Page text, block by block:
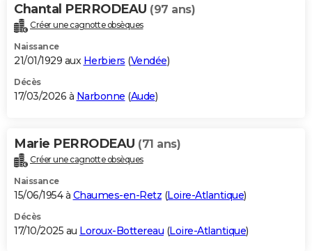
Carte de Noël
Carte Bonne année
Carte Saint-Valentin
Carte Pâques
Carte d'anniversaire
DICTIONNAIRE
Dictionnaire
Biographies
Citations
Expressions
Proverbes
PROGRAMME TV
S'inscrire
Se connecter
Lycées
Collèges
Primaires
Universités
Entreprises
Service militaire
Avis de recherche
AVIS DE DÉCÈS
Bricolage
Lifestyle
Culture
Sport
Auto
Television
Voyage
Cinema
Chantal PERRODEAU (97 ans)
Créer une cagnotte obsèques
Naissance
21/01/1929 aux Herbiers (Vendée)
Décès
17/03/2026 à Narbonne (Aude)
Marie PERRODEAU (71 ans)
Créer une cagnotte obsèques
Naissance
15/06/1954 à Chaumes-en-Retz (Loire-Atlantique)
Décès
17/10/2025 au Loroux-Bottereau (Loire-Atlantique)